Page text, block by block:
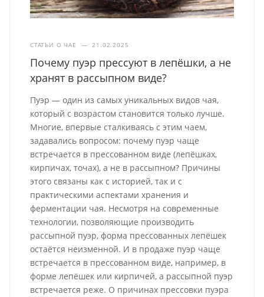
СТАТЬИ О ЧАЕ — 21.02.2025
Почему пуэр прессуют в лепёшки, а не
хранят в рассыпном виде?
Пуэр — один из самых уникальных видов чая,
который с возрастом становится только лучше.
Многие, впервые сталкиваясь с этим чаем,
задавались вопросом: почему пуэр чаще
встречается в прессованном виде (лепёшках,
кирпичах, точах), а не в рассыпном? Причины
этого связаны как с историей, так и с
практическими аспектами хранения и
ферментации чая. Несмотря на современные
технологии, позволяющие производить
рассыпной пуэр, форма прессованных лепёшек
остаётся неизменной. И в продаже пуэр чаще
встречается в прессованном виде, например, в
форме лепёшек или кирпичей, а рассыпной пуэр
встречается реже. О причинах прессовки пуэра